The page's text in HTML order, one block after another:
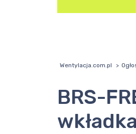
Wentylacja.com.pl
BRS-